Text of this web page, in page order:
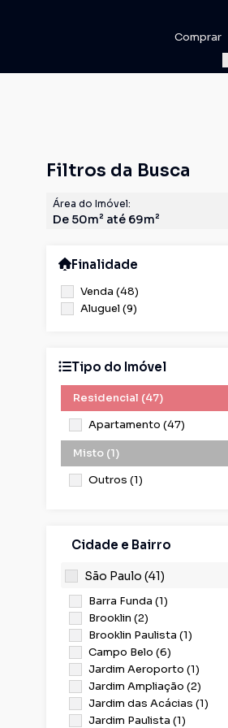
Comprar
Filtros da Busca
Área do Imóvel:
De 50m² até 69m²
Finalidade
Venda (48)
Aluguel (9)
Tipo do Imóvel
Residencial (47)
Apartamento (47)
Misto (1)
Outros (1)
Cidade e Bairro
São Paulo (41)
Barra Funda (1)
Brooklin (2)
Brooklin Paulista (1)
Campo Belo (6)
Jardim Aeroporto (1)
Jardim Ampliação (2)
Jardim das Acácias (1)
Jardim Paulista (1)